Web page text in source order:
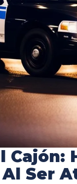
Cajón:
Ser